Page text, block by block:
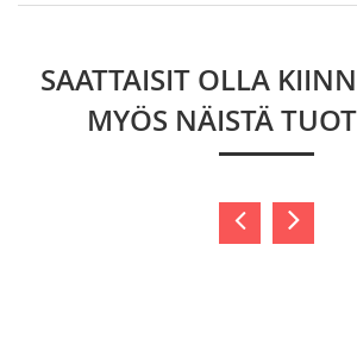
SAATTAISIT OLLA
MYÖS NÄISTÄ